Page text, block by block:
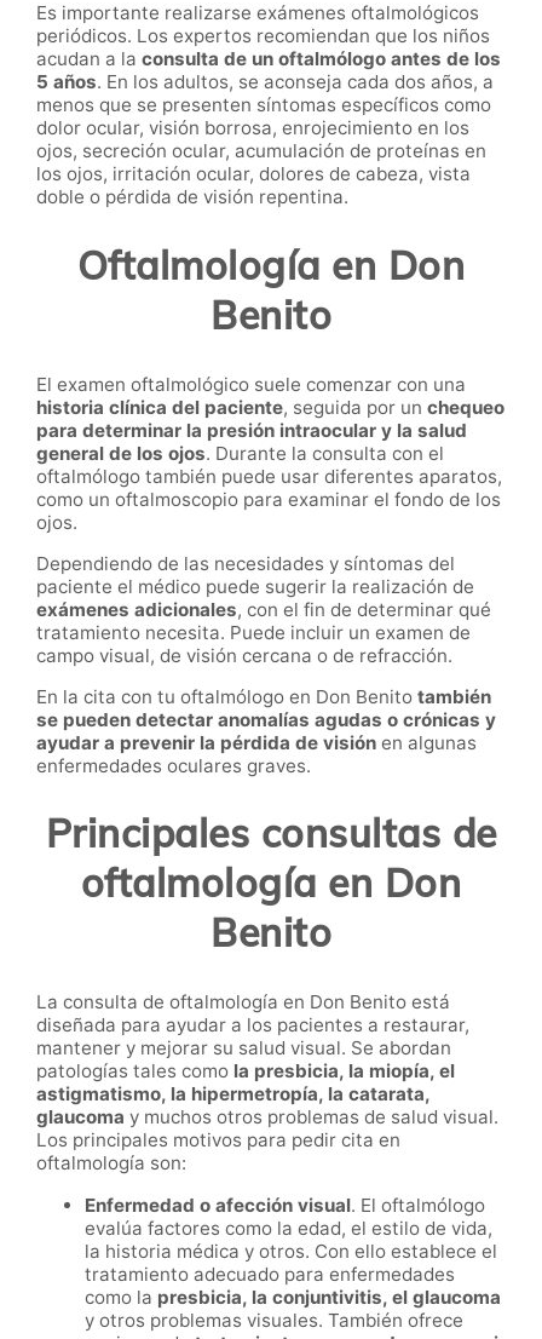
Es importante realizarse exámenes oftalmológicos
periódicos. Los expertos recomiendan que los niños
acudan a la consulta de un oftalmólogo antes de los
5 años. En los adultos, se aconseja cada dos años, a
menos que se presenten síntomas específicos como
dolor ocular, visión borrosa, enrojecimiento en los
ojos, secreción ocular, acumulación de proteínas en
los ojos, irritación ocular, dolores de cabeza, vista
doble o pérdida de visión repentina.
Oftalmología en Don
Benito
El examen oftalmológico suele comenzar con una
historia clínica del paciente, seguida por un chequeo
para determinar la presión intraocular y la salud
general de los ojos. Durante la consulta con el
oftalmólogo también puede usar diferentes aparatos,
como un oftalmoscopio para examinar el fondo de los
ojos.
Dependiendo de las necesidades y síntomas del
paciente el médico puede sugerir la realización de
exámenes adicionales, con el fin de determinar qué
tratamiento necesita. Puede incluir un examen de
campo visual, de visión cercana o de refracción.
En la cita con tu oftalmólogo en Don Benito también
se pueden detectar anomalías agudas o crónicas y
ayudar a prevenir la pérdida de visión en algunas
enfermedades oculares graves.
Principales consultas de
oftalmología en Don
Benito
La consulta de oftalmología en Don Benito está
diseñada para ayudar a los pacientes a restaurar,
mantener y mejorar su salud visual. Se abordan
patologías tales como la presbicia, la miopía, el
astigmatismo, la hipermetropía, la catarata,
glaucoma y muchos otros problemas de salud visual.
Los principales motivos para pedir cita en
oftalmología son:
Enfermedad o afección visual. El oftalmólogo
evalúa factores como la edad, el estilo de vida,
la historia médica y otros. Con ello establece el
tratamiento adecuado para enfermedades
como la presbicia, la conjuntivitis, el glaucoma
y otros problemas visuales. También ofrece